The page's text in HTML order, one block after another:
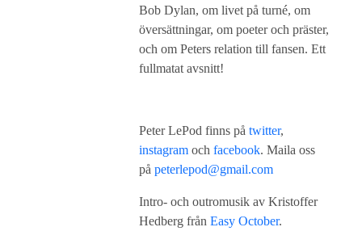
Bob Dylan, om livet på turné, om
översättningar, om poeter och präster,
och om Peters relation till fansen. Ett
fullmatat avsnitt!
Peter LePod finns på twitter,
instagram och facebook. Maila oss
på peterlepod@gmail.com
Intro- och outromusik av Kristoffer
Hedberg från Easy October.